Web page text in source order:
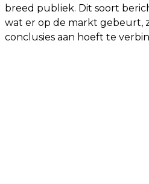
breed publiek. Dit soort
wat er op de markt gebeurt,
conclusies aan hoeft te